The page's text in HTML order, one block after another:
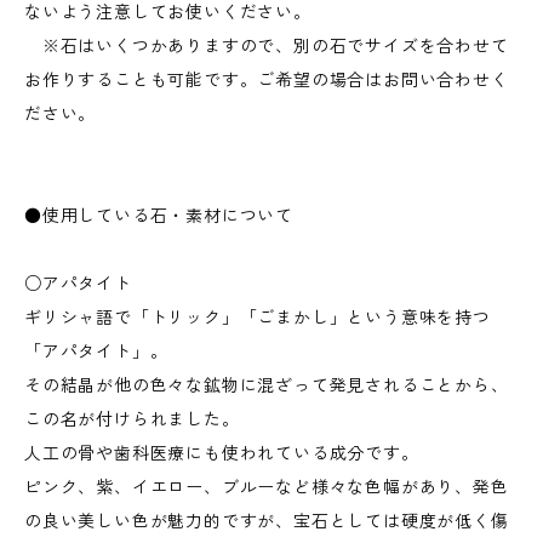
ないよう注意してお使いください。
※石はいくつかありますので、別の石でサイズを合わせて
お作りすることも可能です。ご希望の場合はお問い合わせく
ださい。
●使用している石・素材について
○アパタイト
ギリシャ語で「トリック」「ごまかし」という意味を持つ
「アパタイト」。
その結晶が他の色々な鉱物に混ざって発見されることから、
この名が付けられました。
人工の骨や歯科医療にも使われている成分です。
ピンク、紫、イエロー、ブルーなど様々な色幅があり、発色
の良い美しい色が魅力的ですが、宝石としては硬度が低く傷